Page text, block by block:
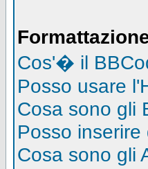
Cos'� il
Posso usare
Cosa sono gli
Posso
Cosa sono gli